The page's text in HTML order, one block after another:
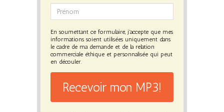
En soumettant ce formulaire, j'accepte que mes
informations soient utilisées uniquement dans
le cadre de ma demande et de la relation
commerciale éthique et personnalisée qui peut
en découler.
Recevoir mon MP3!